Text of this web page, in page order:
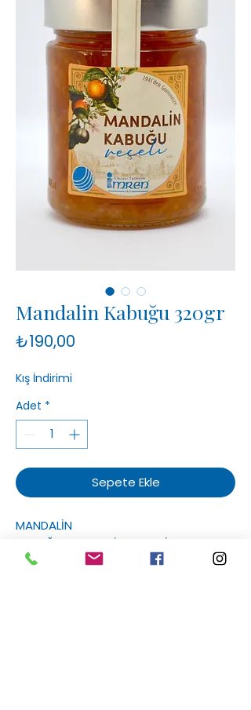
Mandalin Kabuğu 320gr
₺190,00
Kış İndirimi
Adet *
Sepete Ekle
MANDALİN
KABUĞU,ŞEKER,GLİKOZ,SU,LİMON TUZU.